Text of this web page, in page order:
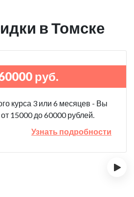
в Томске
руб.
курса 3 или 6 месяцев - Вы
15000 до 60000 рублей.
Узнать подробности
›